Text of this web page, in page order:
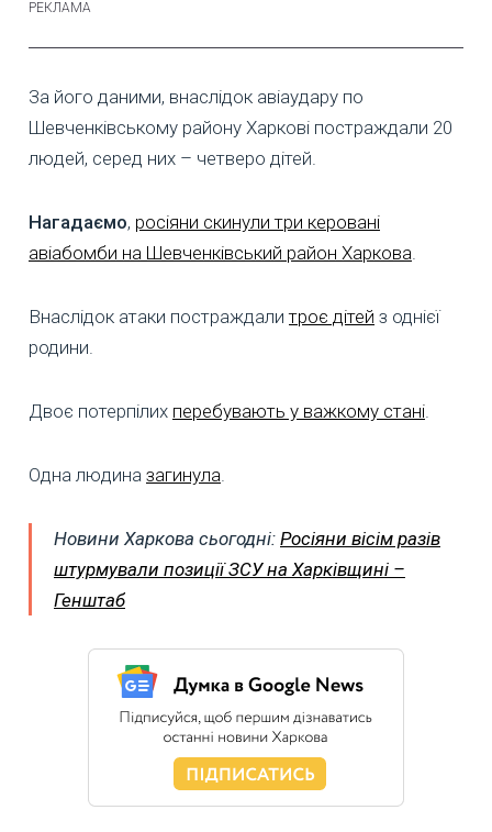
За його даними, внаслідок авіаудару по
Шевченківському району Харкові постраждали 20
людей, серед них – четверо дітей.
Нагадаємо, росіяни скинули три керовані
авіабомби на Шевченківський район Харкова.
Внаслідок атаки постраждалитроє дітей з однієї
родини.
Двоє потерпілих перебувають у важкому стані.
Одна людина загинула.
Новини Харкова сьогодні: Росіяни вісім разів
штурмували позиції ЗСУ на Харківщині –
Генштаб